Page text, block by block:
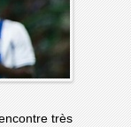
très